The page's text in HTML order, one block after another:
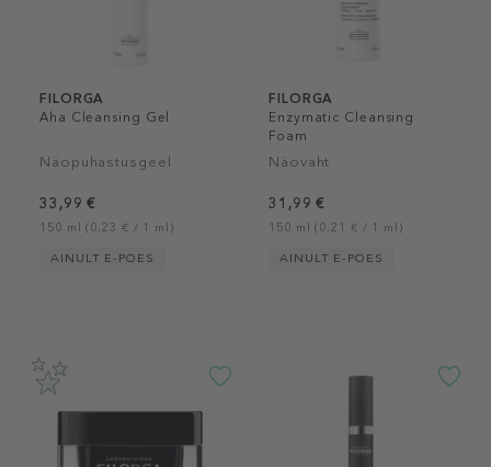
FILORGA
Aha Cleansing Gel
Näopuhastusgeel
33,99 €
150 ml (0,23 € / 1 ml)
AINULT E-POES
FILORGA
Enzymatic Cleansing
Foam
Näovaht
31,99 €
150 ml (0,21 € / 1 ml)
AINULT E-POES